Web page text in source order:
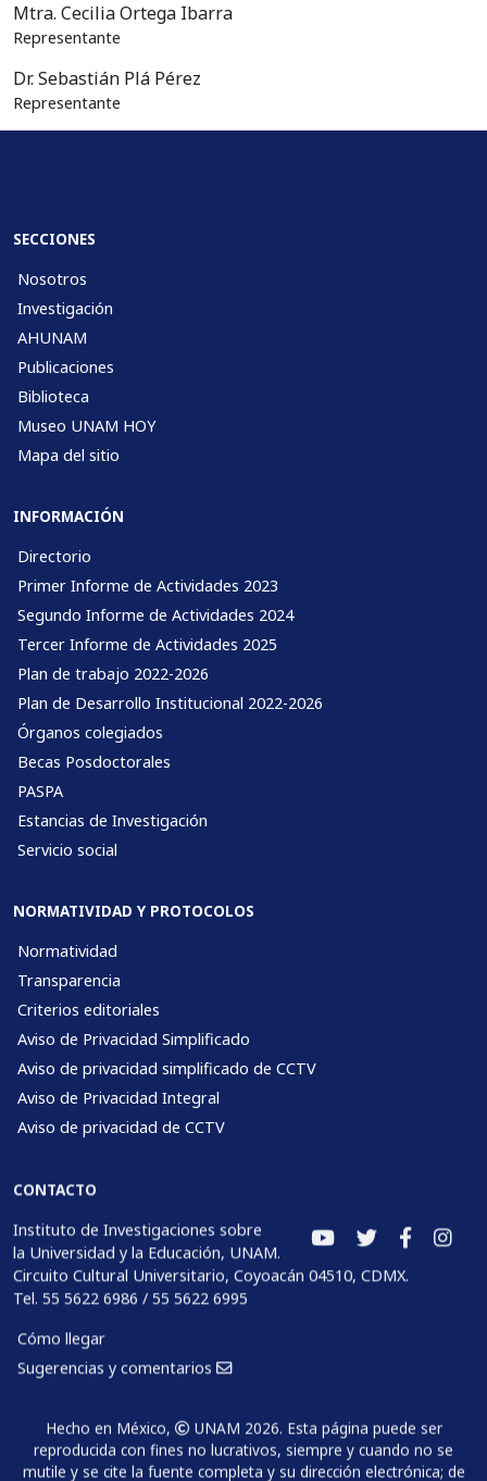
Mtra. Cecilia Ortega Ibarra
Representante
Dr. Sebastián Plá Pérez
Representante
SECCIONES
Nosotros
Investigación
AHUNAM
Publicaciones
Biblioteca
Museo UNAM HOY
Mapa del sitio
INFORMACIÓN
Directorio
Primer Informe de Actividades 2023
Segundo Informe de Actividades 2024
Tercer Informe de Actividades 2025
Plan de trabajo 2022-2026
Plan de Desarrollo Institucional 2022-2026
Órganos colegiados
Becas Posdoctorales
PASPA
Estancias de Investigación
Servicio social
NORMATIVIDAD Y PROTOCOLOS
Normatividad
Transparencia
Criterios editoriales
Aviso de Privacidad Simplificado
Aviso de privacidad simplificado de CCTV
Aviso de Privacidad Integral
Aviso de privacidad de CCTV
CONTACTO
Instituto de Investigaciones sobre
la Universidad y la Educación, UNAM.
Circuito Cultural Universitario, Coyoacán 04510, CDMX.
Tel. 55 5622 6986 / 55 5622 6995
Cómo llegar
Sugerencias y comentarios
Hecho en México,
UNAM 2026. Esta página puede ser
reproducida con fines no lucrativos, siempre y cuando no se
mutile y se cite la fuente completa y su dirección electrónica; de